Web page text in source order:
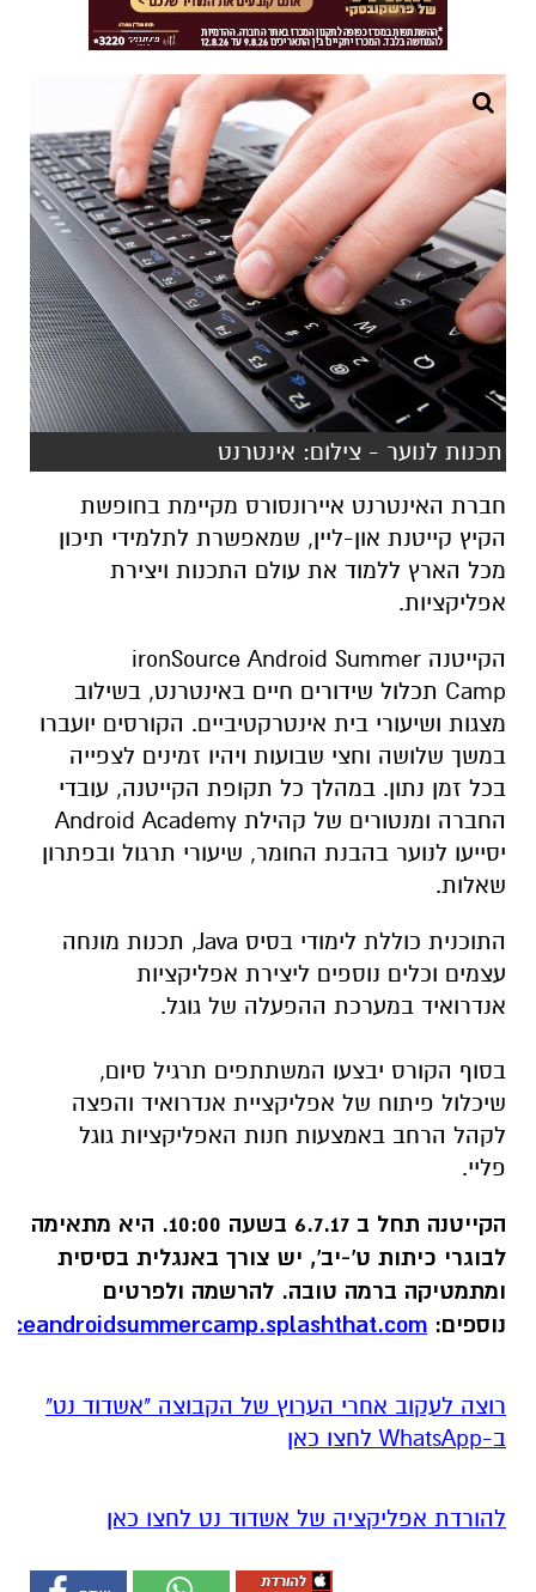
תכנות לנוער - צילום: אינטרנט
חברת האינטרנט איירונסורס מקיימת בחופשת
הקיץ קייטנת און-ליין, שמאפשרת לתלמידי תיכון
מכל הארץ ללמוד את עולם התכנות ויצירת
אפליקציות.
הקייטנה ironSource Android Summer
Camp תכלול שידורים חיים באינטרנט, בשילוב
מצגות ושיעורי בית אינטרקטיביים. הקורסים יועברו
במשך שלושה וחצי שבועות ויהיו זמינים לצפייה
בכל זמן נתון. במהלך כל תקופת הקייטנה, עובדי
החברה ומנטורים של קהילת Android Academy
יסייעו לנוער בהבנת החומר, שיעורי תרגול ובפתרון
שאלות.
התוכנית כוללת לימודי בסיס Java, תכנות מונחה
עצמים וכלים נוספים ליצירת אפליקציות
אנדרואיד במערכת ההפעלה של גוגל.
בסוף הקורס יבצעו המשתתפים תרגיל סיום,
שיכלול פיתוח של אפליקציית אנדרואיד והפצה
לקהל הרחב באמצעות חנות האפליקציות גוגל
פליי.
הקייטנה תחל ב 6.7.17 בשעה 10:00. היא מתאימה
לבוגרי כיתות ט'-יב', יש צורך באנגלית בסיסית
ומתמטיקה ברמה טובה. להרשמה ולפרטים
נוספים:
רוצה לעקוב אחרי הערוץ של הקבוצה "אשדוד נט"
ב-WhatsApp לחצו כאן
להורדת אפליקציה של אשדוד נט לחצו כאן